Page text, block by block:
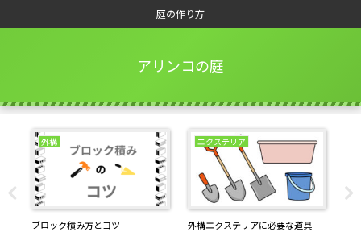
庭の作り方
アリンコの庭
外構
ブロック積み方とコツ
エクステリア
外構エクステリアに必要な道具